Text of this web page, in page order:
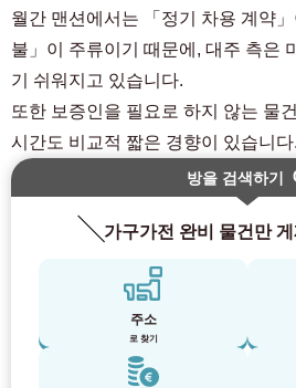
월간 맨션에서는 「정기 차용 계약
불」이 주류이기 때문에, 대주 측은
기 쉬워지고 있습니다.
또한 보증인을 필요로 하지 않는 물
시간도 비교적 짧은 경향이 있습니다.
방을 검색하기
가구가전 완비 물건만
주소
로 찾기